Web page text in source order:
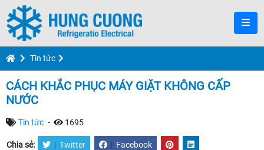
Tin tức
CÁCH KHẮC PHỤC MÁY GIẶT KHÔNG CẤP
NƯỚC
Tin tức - 1695
Chia sẻ: | Twitter | Facebook